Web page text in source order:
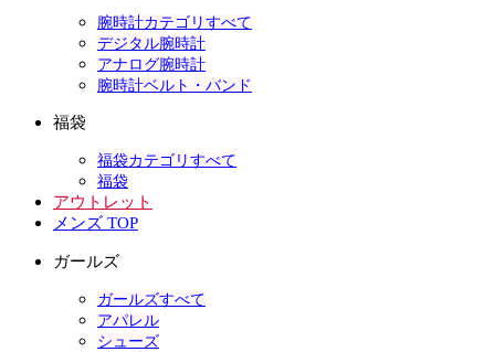
腕時計カテゴリすべて
デジタル腕時計
アナログ腕時計
腕時計ベルト・バンド
福袋
福袋カテゴリすべて
福袋
アウトレット
メンズ TOP
ガールズ
ガールズすべて
アパレル
シューズ